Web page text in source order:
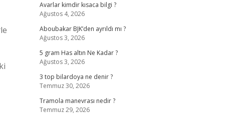
Avarlar kimdir kısaca bilgi ?
Ağustos 4, 2026
Aboubakar BJK’den ayrıldı mı ?
Ağustos 3, 2026
5 gram Has altın Ne Kadar ?
Ağustos 3, 2026
3 top bilardoya ne denir ?
Temmuz 30, 2026
Tramola manevrası nedir ?
Temmuz 29, 2026